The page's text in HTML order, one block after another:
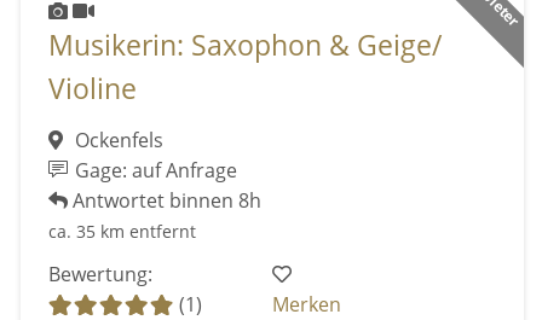
Musikerin: Saxophon & Geige/
Violine
Ockenfels
Gage: auf Anfrage
Antwortet binnen 8h
ca. 35 km entfernt
Bewertung:
(1)
Merken